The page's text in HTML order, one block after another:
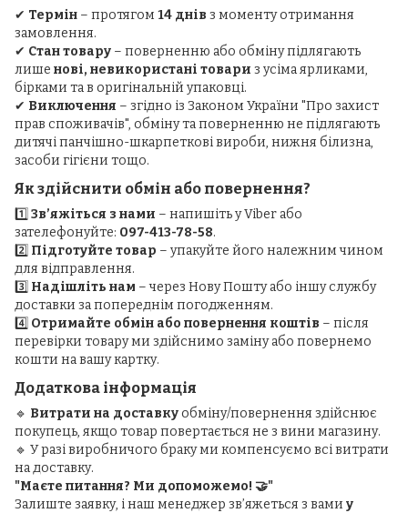
✔ Термін – протягом 14 днів з моменту отримання
замовлення.
✔ Стан товару – поверненню або обміну підлягають
лише нові, невикористані товари з усіма ярликами,
бірками та в оригінальній упаковці.
✔ Виключення – згідно із Законом України "Про захист
прав споживачів", обміну та поверненню не підлягають
дитячі панчішно-шкарпеткові вироби, нижня білизна,
засоби гігієни тощо.
Як здійснити обмін або повернення?
1️⃣ Зв’яжіться з нами – напишіть у Viber або
зателефонуйте: 097-413-78-58.
2️⃣ Підготуйте товар – упакуйте його належним чином
для відправлення.
3️⃣ Надішліть нам – через Нову Пошту або іншу службу
доставки за попереднім погодженням.
4️⃣ Отримайте обмін або повернення коштів – після
перевірки товару ми здійснимо заміну або повернемо
кошти на вашу картку.
Додаткова інформація
🔹 Витрати на доставкуобміну/повернення здійснює
покупець, якщо товар повертається не з вини магазину.
🔹 У разі виробничого браку ми компенсуємо всі витрати
на доставку.
"Маєте питання? Ми допоможемо! 🤝"
Залиште заявку, і наш менеджер зв’яжеться з вами у